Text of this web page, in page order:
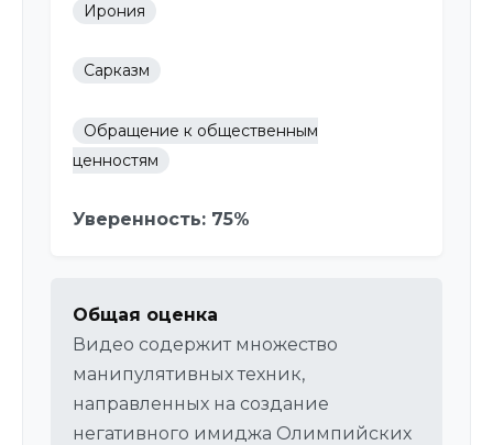
Ирония
Сарказм
Обращение к общественным
ценностям
Уверенность: 75%
Общая оценка
Видео содержит множество
манипулятивных техник,
направленных на создание
негативного имиджа Олимпийских